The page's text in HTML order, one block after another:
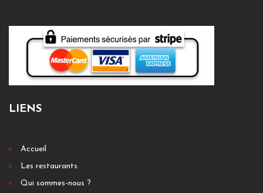
LIENS
Accueil
Les restaurants
Qui sommes-nous ?